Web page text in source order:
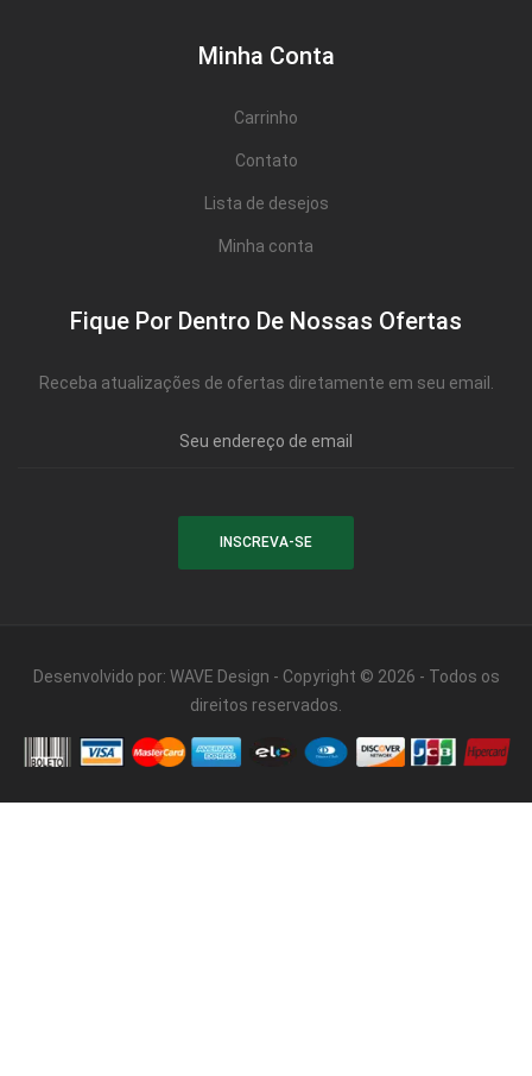
Minha Conta
Carrinho
Contato
Lista de desejos
Minha conta
Fique Por Dentro De Nossas Ofertas
Receba atualizações de ofertas diretamente em seu email.
Desenvolvido por: WAVE Design - Copyright © 2026 - Todos os
direitos reservados.